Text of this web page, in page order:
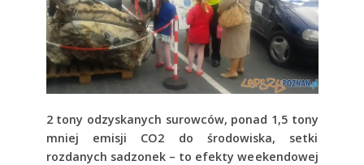
2 tony odzyskanych surowców, ponad 1,5 tony
mniej emisji CO2 do środowiska, setki
rozdanych sadzonek – to efekty weekendowej